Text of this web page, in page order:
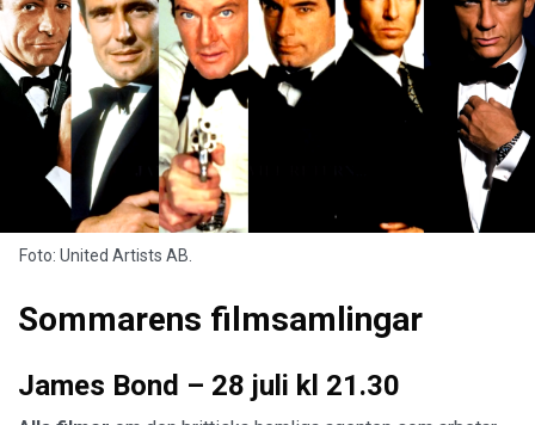
Foto: United Artists AB.
Sommarens filmsamlingar
James Bond – 28 juli kl 21.30